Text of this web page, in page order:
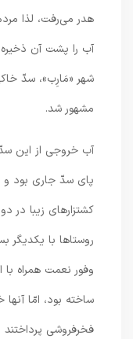
هدر مى‌رفت، لذا
آب را پشت آن ذخيره
شهر «مَارِب»، سدّ
مشهور شد.
آب خروجى از اين
پاى سدّ جارى بود و
كشتزارهاى زيبا در
روستاها با يكديگر
وفور نعمت همراه با
ساخته بود، امّا آنها
فخرفروشى پرداختند